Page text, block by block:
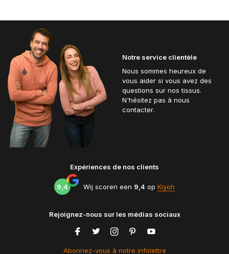
Notre service clientèle
Nous sommes heureux de
vous aider si vous avez des
questions sur nos tissus.
N'hésitez pas à nous
contacter.
Expériences de nos clients
9,4 Wij scoren een 9,4 op Kiyoh
Rejoignez-nous sur les médias sociaux
Abonnez-vous à notre infolettre